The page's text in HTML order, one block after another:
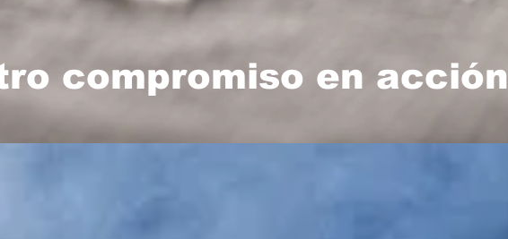
compromiso en acción